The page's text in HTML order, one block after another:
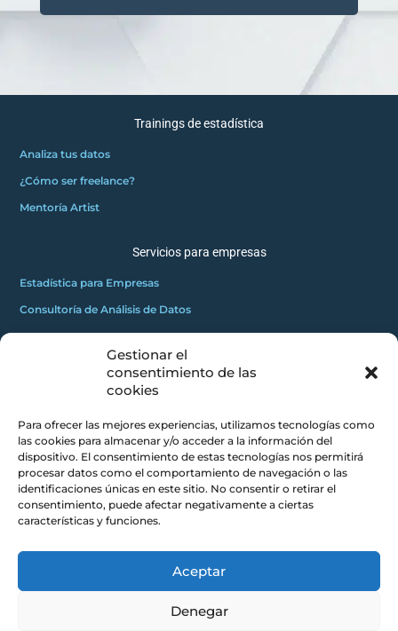
Gestionar el
consentimiento de las
cookies
Para ofrecer las mejores experiencias, utilizamos tecnologías como
las cookies para almacenar y/o acceder a la información del
dispositivo. El consentimiento de estas tecnologías nos permitirá
procesar datos como el comportamiento de navegación o las
identificaciones únicas en este sitio. No consentir o retirar el
consentimiento, puede afectar negativamente a ciertas
características y funciones.
Aceptar
Denegar
Trainings de estadística
Analiza tus datos
¿Cómo ser freelance?
Mentoría Artist
Servicios para empresas
Estadística para Empresas
Consultoría de Análisis de Datos
GRATUITOS
Mini curso gratuito
CONCEPTOS CLAROS